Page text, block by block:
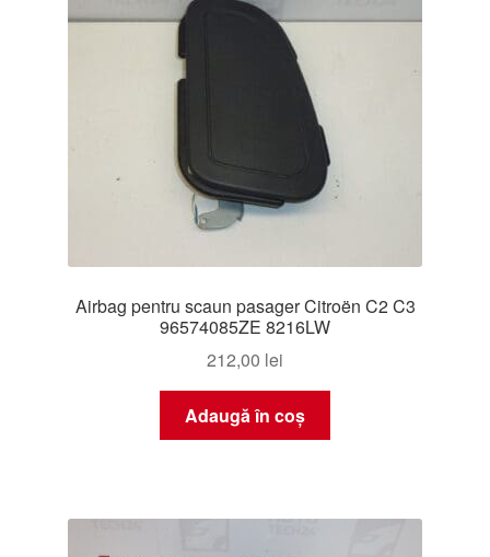
Airbag pentru scaun pasager Citroën C2 C3
96574085ZE 8216LW
212,00 lei
Adaugă în coș